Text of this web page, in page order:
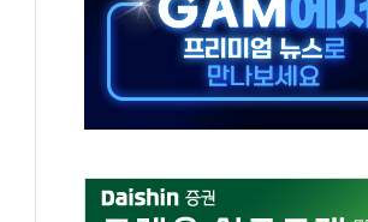
경선 발표...김민석 '재역전' vs 정청래 '격차 확대'
금리 인상 우려 후퇴…S&P500 최고치
임 재추진…"26일까지 의혹 소명" 요구